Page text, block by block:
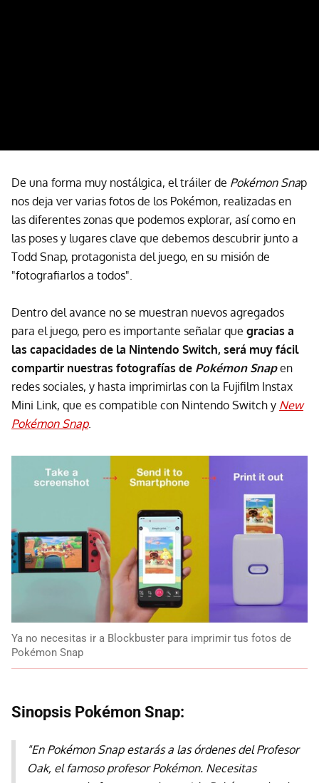
De una forma muy nostálgica, el tráiler de Pokémon Snap
nos deja ver varias fotos de los Pokémon, realizadas en
las diferentes zonas que podemos explorar, así como en
las poses y lugares clave que debemos descubrir junto a
Todd Snap, protagonista del juego, en su misión de
"fotografiarlos a todos".
Dentro del avance no se muestran nuevos agregados
para el juego, pero es importante señalar que gracias a
las capacidades de la Nintendo Switch, será muy fácil
compartir nuestras fotografías de Pokémon Snap en
redes sociales, y hasta imprimirlas con la Fujifilm Instax
Mini Link, que es compatible con Nintendo Switch y New
Pokémon Snap.
Ya no necesitas ir a Blockbuster para imprimir tus fotos de
Pokémon Snap
Sinopsis Pokémon Snap:
"En Pokémon Snapestarás a las órdenes del Profesor
Oak, el famoso profesor Pokémon. Necesitas